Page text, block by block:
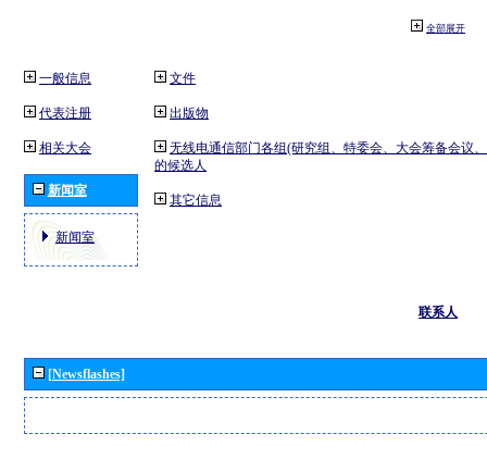
全部展开
一般信息
代表注册
相关大会
新闻室
新闻室
文件
出版物
无线电通信部门各组(研究组、特委会、大会筹备会议
的候选人
其它信息
联系人
[Newsflashes]